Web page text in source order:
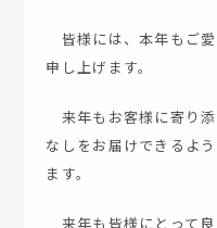
皆様には、本年もご
申し上げます。
来年もお客様に寄り
なしをお届けできるよ
ます。
来年も皆様にとって